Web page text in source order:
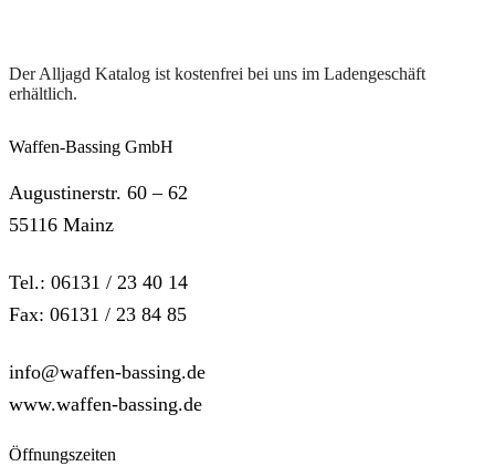
Der Alljagd Katalog ist kostenfrei bei uns im Ladengeschäft
erhältlich.
Waffen-Bassing GmbH
Augustinerstr. 60 – 62
55116 Mainz
Tel.: 06131 / 23 40 14
Fax: 06131 / 23 84 85
info@waffen-bassing.de
www.waffen-bassing.de
Öffnungszeiten